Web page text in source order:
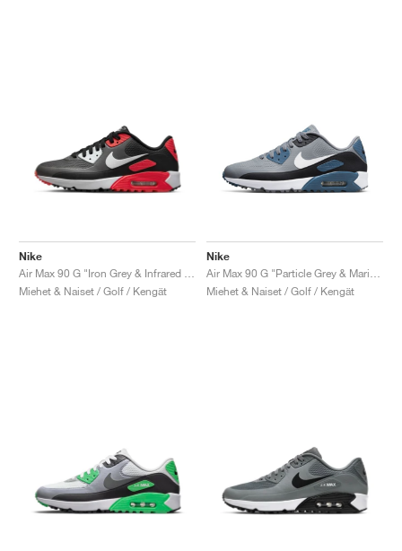
Nike
Miehet & Naiset / Golf / Kengät
Nike
Miehet & Naiset / Golf / Kengät